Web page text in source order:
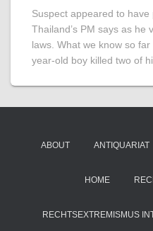
Suspect appeared to have
Thailand’s PM says as he
laws. What we know so
year-old boy killed two of
ABOUT ANTIQUARIAT
HOME
RECHTSEXTREMISMUS